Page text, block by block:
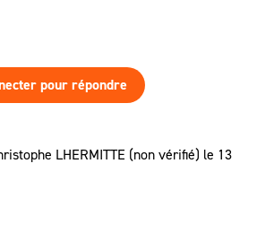
pour répondre
LHERMITTE (non vérifié) le 13